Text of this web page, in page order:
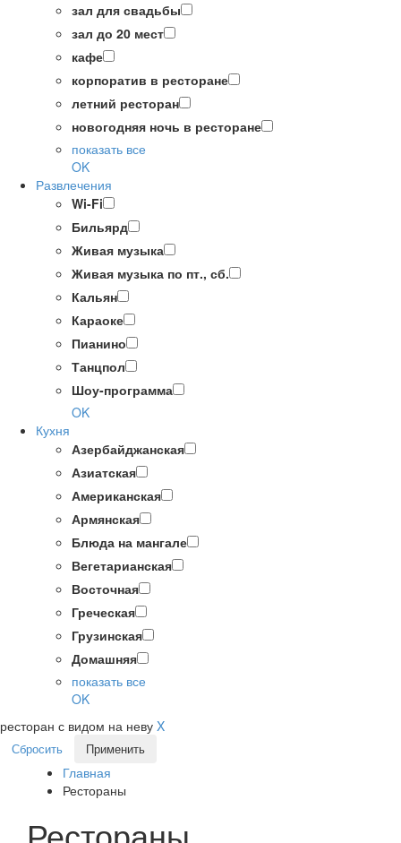
зал для свадьбы
зал до 20 мест
кафе
корпоратив в ресторане
летний ресторан
новогодняя ночь в ресторане
показать все
OK
Развлечения
Wi-Fi
Бильярд
Живая музыка
Живая музыка по пт., сб.
Кальян
Караоке
Пианино
Танцпол
Шоу-программа
OK
Кухня
Азербайджанская
Азиатская
Американская
Армянская
Блюда на мангале
Вегетарианская
Восточная
Греческая
Грузинская
Домашняя
показать все
OK
ресторан с видом на неву X
Сбросить Применить
Главная
Рестораны